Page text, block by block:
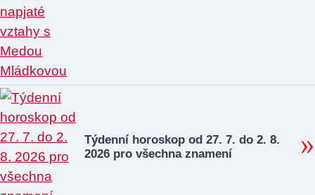
Týdenní horoskop od 27. 7. do 2. 8.
2026 pro všechna znamení